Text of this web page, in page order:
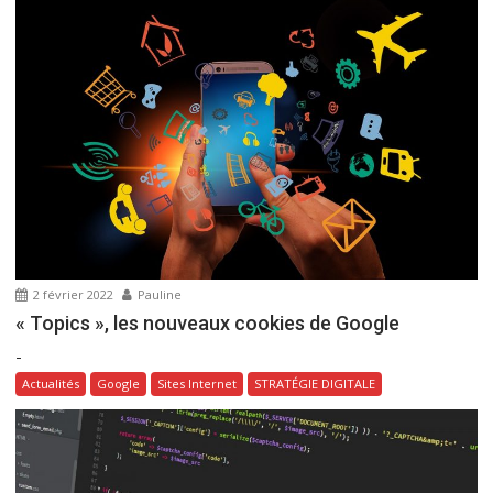
2 février 2022 Pauline
« Topics », les nouveaux cookies de Google
-
Actualités Google Sites Internet STRATÉGIE DIGITALE